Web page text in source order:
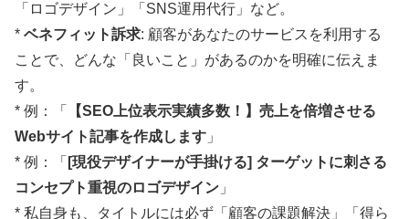
「ロゴデザイン」「SNS運用代行」など。
* ベネフィット訴求: 顧客があなたのサービスを利用する
ことで、どんな「良いこと」があるのかを明確に伝えま
す。
* 例：「
【SEO上位表示実績多数！】売上を倍増させる
Webサイト記事を作成します 」
* 例：「 [現役デザイナーが手掛ける] ターゲットに刺さる
コンセプト重視のロゴデザイン 」
* 私自身も、タイトルには必ず「顧客の課題解決」「得ら